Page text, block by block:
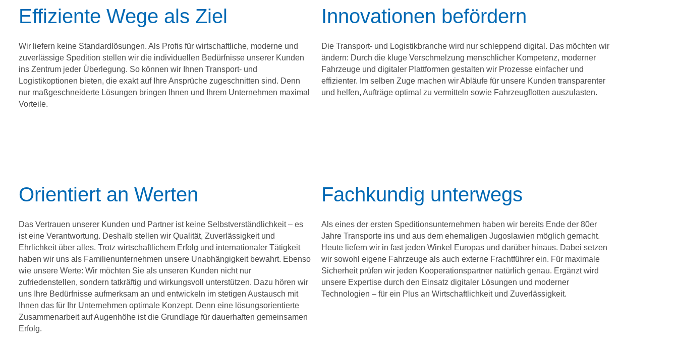
Effiziente Wege als Ziel
Wir liefern keine Standardlösungen. Als Profis für wirtschaftliche, moderne und
zuverlässige Spedition stellen wir die individuellen Bedürfnisse unserer Kunden
ins Zentrum jeder Überlegung. So können wir Ihnen Transport- und
Logistikoptionen bieten, die exakt auf Ihre Ansprüche zugeschnitten sind. Denn
nur maßgeschneiderte Lösungen bringen Ihnen und Ihrem Unternehmen maximal
Vorteile.
Innovationen befördern
Die Transport- und Logistikbranche wird nur schleppend digital. Das möchten wir
ändern: Durch die kluge Verschmelzung menschlicher Kompetenz, moderner
Fahrzeuge und digitaler Plattformen gestalten wir Prozesse einfacher und
effizienter. Im selben Zuge machen wir Abläufe für unsere Kunden transparenter
und helfen, Aufträge optimal zu vermitteln sowie Fahrzeugflotten auszulasten.
Orientiert an Werten
Das Vertrauen unserer Kunden und Partner ist keine Selbstverständlichkeit – es
ist eine Verantwortung. Deshalb stellen wir Qualität, Zuverlässigkeit und
Ehrlichkeit über alles. Trotz wirtschaftlichem Erfolg und internationaler Tätigkeit
haben wir uns als Familienunternehmen unsere Unabhängigkeit bewahrt. Ebenso
wie unsere Werte: Wir möchten Sie als unseren Kunden nicht nur
zufriedenstellen, sondern tatkräftig und wirkungsvoll unterstützen. Dazu hören wir
uns Ihre Bedürfnisse aufmerksam an und entwickeln im stetigen Austausch mit
Ihnen das für Ihr Unternehmen optimale Konzept. Denn eine lösungsorientierte
Zusammenarbeit auf Augenhöhe ist die Grundlage für dauerhaften gemeinsamen
Erfolg.
Fachkundig unterwegs
Als eines der ersten Speditionsunternehmen haben wir bereits Ende der 80er
Jahre Transporte ins und aus dem ehemaligen Jugoslawien möglich gemacht.
Heute liefern wir in fast jeden Winkel Europas und darüber hinaus. Dabei setzen
wir sowohl eigene Fahrzeuge als auch externe Frachtführer ein. Für maximale
Sicherheit prüfen wir jeden Kooperationspartner natürlich genau. Ergänzt wird
unsere Expertise durch den Einsatz digitaler Lösungen und moderner
Technologien – für ein Plus an Wirtschaftlichkeit und Zuverlässigkeit.